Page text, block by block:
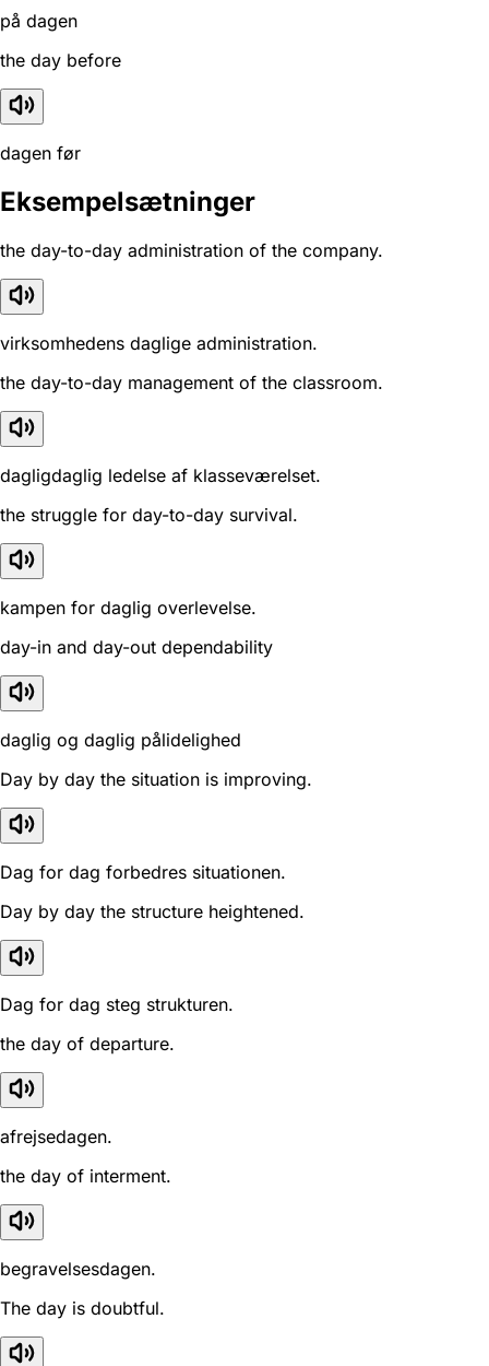
på dagen
the day before
dagen før
Eksempelsætninger
the day-to-day administration of the company.
virksomhedens daglige administration.
the day-to-day management of the classroom.
dagligdaglig ledelse af klasseværelset.
the struggle for day-to-day survival.
kampen for daglig overlevelse.
day-in and day-out dependability
daglig og daglig pålidelighed
Day by day the situation is improving.
Dag for dag forbedres situationen.
Day by day the structure heightened.
Dag for dag steg strukturen.
the day of departure.
afrejsedagen.
the day of interment.
begravelsesdagen.
The day is doubtful.